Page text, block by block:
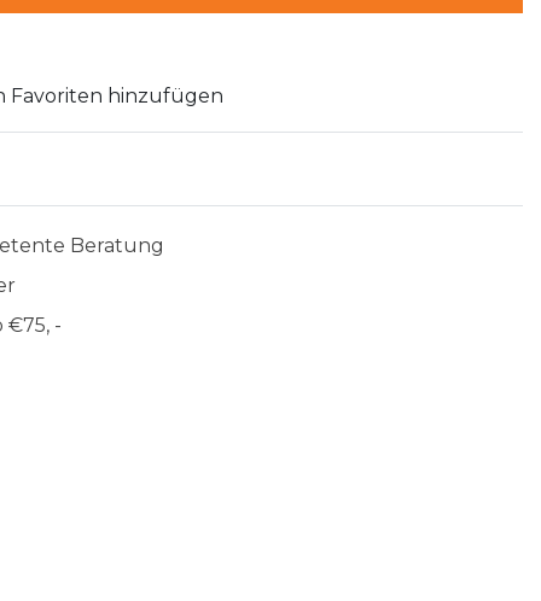
Favoriten hinzufügen
Beratung
€75, -